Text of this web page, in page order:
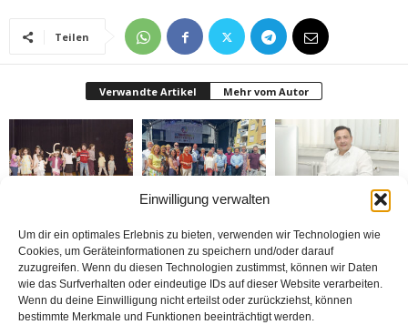
Einwilligung verwalten
Um dir ein optimales Erlebnis zu bieten, verwenden wir Technologien wie
Cookies, um Geräteinformationen zu speichern und/oder darauf
zuzugreifen. Wenn du diesen Technologien zustimmst, können wir Daten
wie das Surfverhalten oder eindeutige IDs auf dieser Website verarbeiten.
Wenn du deine Einwilligung nicht erteilst oder zurückziehst, können
bestimmte Merkmale und Funktionen beeinträchtigt werden.
Teilen
Verwandte Artikel Mehr vom Autor
Festivali yapıldı
Yabancılar Haftası
donduruldu